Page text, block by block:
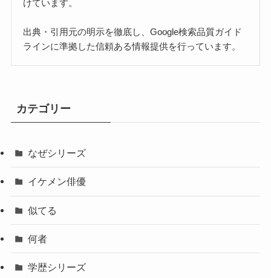
けています。
出典・引用元の明示を徹底し、Google検索品質ガイド
ラインに準拠した信頼ある情報提供を行っています。
カテゴリー
なぜシリーズ
イケメン俳優
似てる
何者
学歴シリーズ